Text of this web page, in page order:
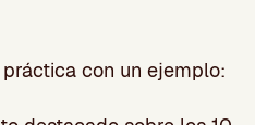
con un ejemplo: